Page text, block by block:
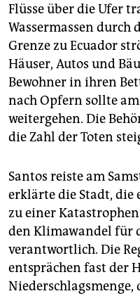
Flüsse über die Ufer
Wassermassen durch
Grenze zu Ecuador
Häuser, Autos und
Bewohner in ihren
nach Opfern sollte
weitergehen. Die
die Zahl der Toten
Santos reiste am
erklärte die Stadt, die
zu einer
den Klimawandel für
verantwortlich. Die
entsprächen fast der